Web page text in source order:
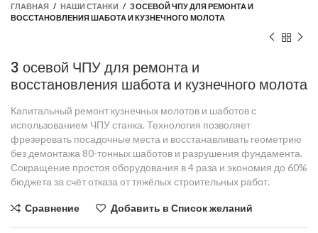
ГЛАВНАЯ / НАШИ СТАНКИ / 3 ОСЕВОЙ ЧПУ ДЛЯ РЕМОНТА И
ВОССТАНОВЛЕНИЯ ШАБОТА И КУЗНЕЧНОГО МОЛОТА
3 осевой ЧПУ для ремонта и
восстановления шабота и кузнечного молота
Капитальный ремонт кузнечных молотов и шаботов с
использованием ЧПУ станка. Технология позволяет
фрезеровать посадочные места и восстанавливать геометрию
без демонтажа 80-тонных шаботов и разрушения фундамента.
Сокращение простоя оборудования в 4 раза и экономия до 60%
бюджета за счёт отказа от тяжёлых строительных работ.
Сравнение Добавить в Список желаний